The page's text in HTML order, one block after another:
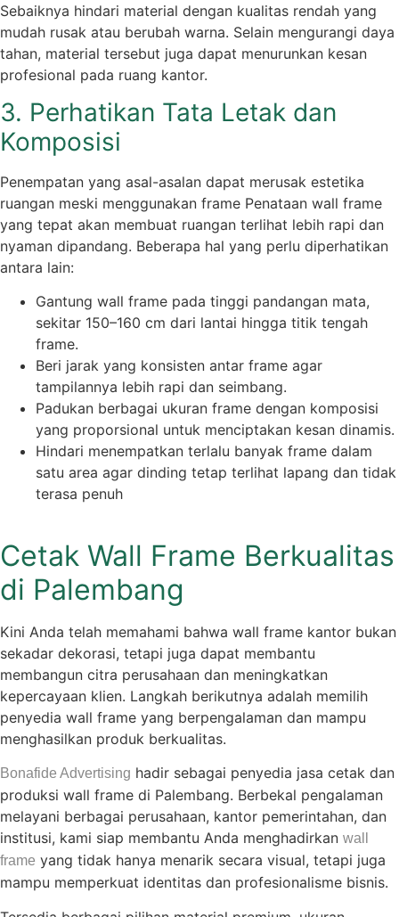
Sebaiknya hindari material dengan kualitas rendah yang
mudah rusak atau berubah warna. Selain mengurangi daya
tahan, material tersebut juga dapat menurunkan kesan
profesional pada ruang kantor.
3. Perhatikan Tata Letak dan
Komposisi
Penempatan yang asal-asalan dapat merusak estetika
ruangan meski menggunakan frame Penataan wall frame
yang tepat akan membuat ruangan terlihat lebih rapi dan
nyaman dipandang. Beberapa hal yang perlu diperhatikan
antara lain:
Gantung wall frame pada tinggi pandangan mata,
sekitar 150–160 cm dari lantai hingga titik tengah
frame.
Beri jarak yang konsisten antar frame agar
tampilannya lebih rapi dan seimbang.
Padukan berbagai ukuran frame dengan komposisi
yang proporsional untuk menciptakan kesan dinamis.
Hindari menempatkan terlalu banyak frame dalam
satu area agar dinding tetap terlihat lapang dan tidak
terasa penuh
Cetak Wall Frame Berkualitas
di Palembang
Kini Anda telah memahami bahwa wall frame kantor bukan
sekadar dekorasi, tetapi juga dapat membantu
membangun citra perusahaan dan meningkatkan
kepercayaan klien. Langkah berikutnya adalah memilih
penyedia wall frame yang berpengalaman dan mampu
menghasilkan produk berkualitas.
Bonafide Advertising hadir sebagai penyedia jasa cetak dan
produksi wall frame di Palembang. Berbekal pengalaman
melayani berbagai perusahaan, kantor pemerintahan, dan
institusi, kami siap membantu Anda menghadirkan wall
frame yang tidak hanya menarik secara visual, tetapi juga
mampu memperkuat identitas dan profesionalisme bisnis.